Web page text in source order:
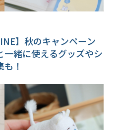
】秋のキャンペーン
一緒に使えるグッズやシ
！